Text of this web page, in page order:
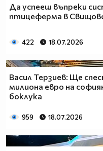
Да успееш въпреки
птицеферма в
422 18.07.2026
Васил Терзиев: Ще
милиона евро на
боклука
959 18.07.2026